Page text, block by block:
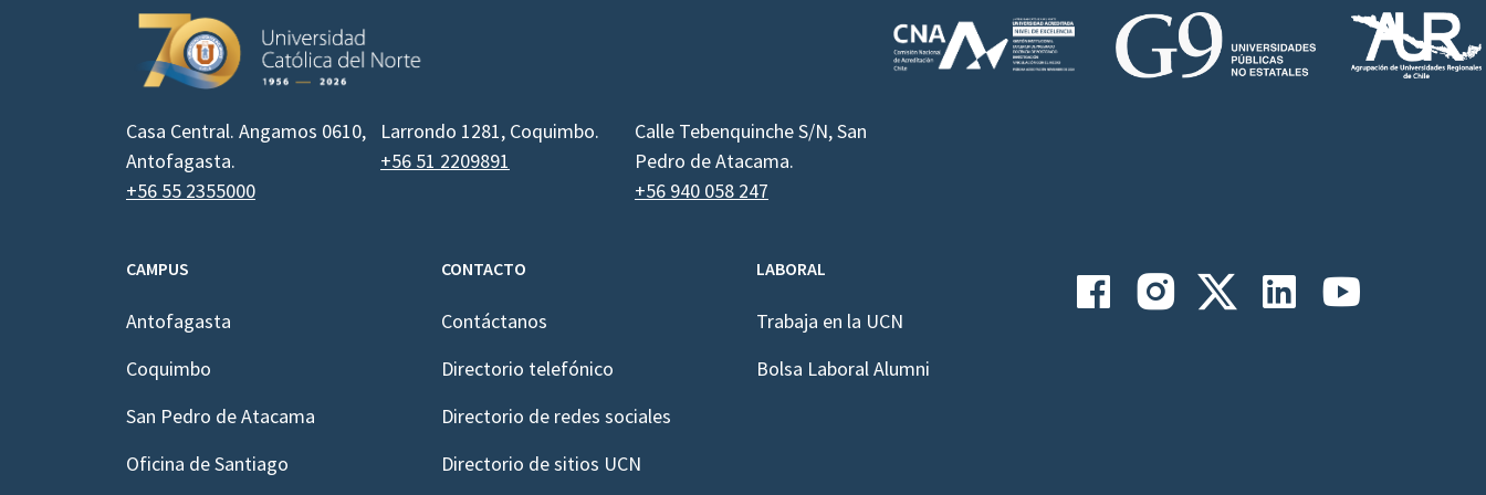
Casa Central. Angamos 0610,
Antofagasta.
+56 55 2355000
Larrondo 1281, Coquimbo.
+56 51 2209891
Calle Tebenquinche S/N, San
Pedro de Atacama.
+56 940 058 247
CAMPUS
Antofagasta
Coquimbo
San Pedro de Atacama
Oficina de Santiago
CONTACTO
Contáctanos
Directorio telefónico
Directorio de redes sociales
Directorio de sitios UCN
LABORAL
Trabaja en la UCN
Bolsa Laboral Alumni